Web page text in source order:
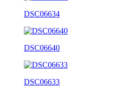
DSC06634
DSC06640
DSC06633